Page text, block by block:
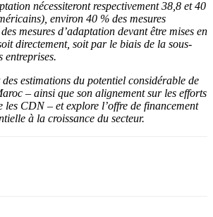
nécessiteront respectivement 38,8 et 40
environ 40 % des mesures
mesures d’adaptation devant être mises en
directement, soit par le biais de la sous-
entreprises.
estimations du potentiel considérable de
– ainsi que son alignement sur les efforts
les CDN – et explore l’offre de financement
à la croissance du secteur.